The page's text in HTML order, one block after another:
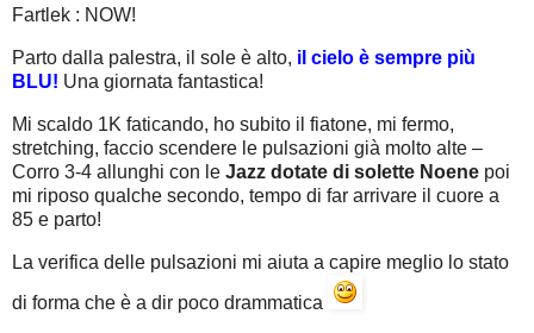
Fartlek : NOW!
Parto dalla palestra, il sole è alto, il cielo è sempre più
BLU! Una giornata fantastica!
Mi scaldo 1K faticando, ho subito il fiatone, mi fermo,
stretching, faccio scendere le pulsazioni già molto alte –
Corro 3-4 allunghi con le Jazz dotate di solette Noene poi
mi riposo qualche secondo, tempo di far arrivare il cuore a
85 e parto!
La verifica delle pulsazioni mi aiuta a capire meglio lo stato
di forma che è a dir poco drammatica